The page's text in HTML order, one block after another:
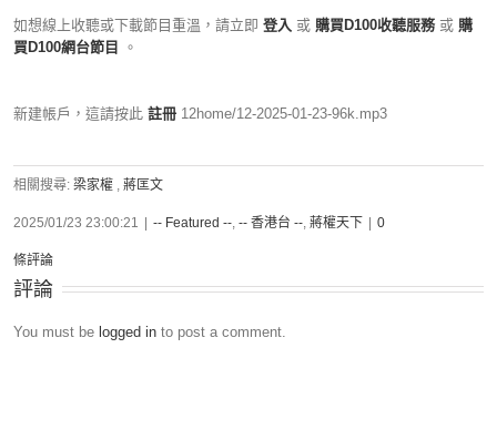
如想線上收聽或下載節目重溫，請立即 登入 或 購買D100收聽服務 或 購
買D100網台節目
。
新建帳戶，這請按此 註冊 12home/12-2025-01-23-96k.mp3
相關搜尋: 梁家權 , 蔣匡文
2025/01/23 23:00:21 -- Featured --, -- 香港台 --, 蔣權天下 0
條評論
評論
You must be logged in to post a comment.